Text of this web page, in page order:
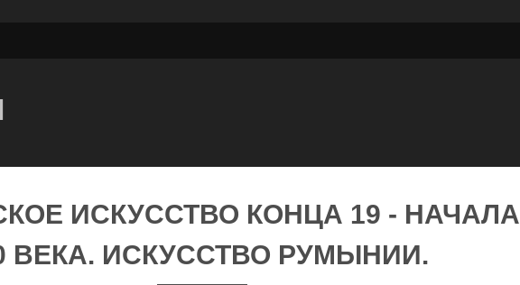
ИСКУССТВО КОНЦА 19 - НАЧАЛА
ВЕКА. ИСКУССТВО РУМЫНИИ.